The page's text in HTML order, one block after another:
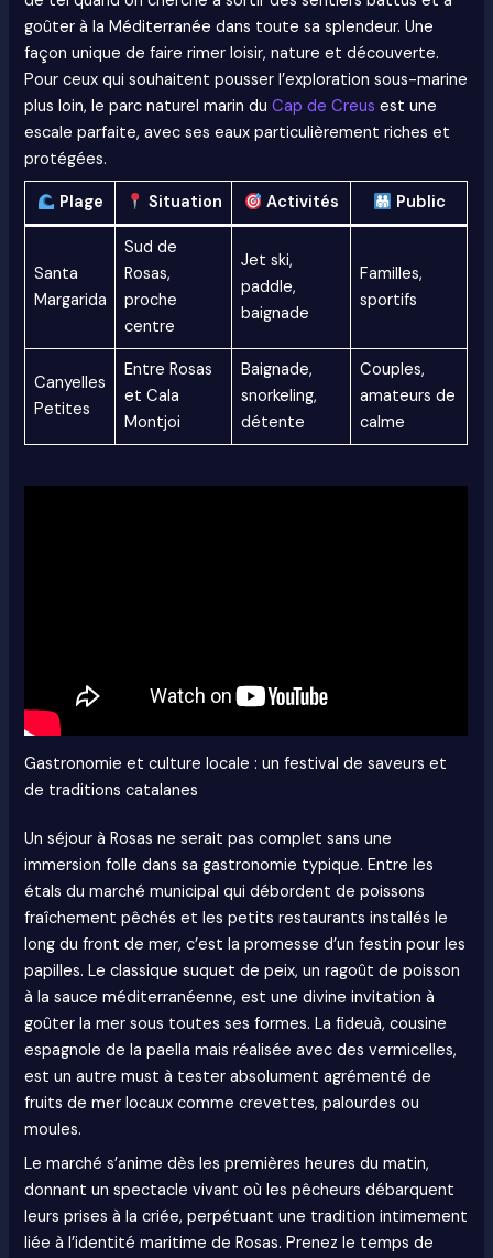
goûter à la Méditerranée dans toute sa splendeur. Une
façon unique de faire rimer loisir, nature et découverte.
Pour ceux qui souhaitent pousser l’exploration sous-marine
plus loin, le parc naturel marin duCap de Creus est une
escale parfaite, avec ses eaux particulièrement riches et
protégées.
Plage Situation Activités Public
Santa
Margarida
Sud de
Rosas,
proche
centre
Jet ski,
paddle,
baignade
Familles,
sportifs
Canyelles
Petites
Entre Rosas
et Cala
Montjoi
Baignade,
snorkeling,
détente
Couples,
amateurs de
calme
Gastronomie et culture locale : un festival de saveurs et
de traditions catalanes
Un séjour à Rosas ne serait pas complet sans une
immersion folle dans sa gastronomie typique. Entre les
étals du marché municipal qui débordent de poissons
fraîchement pêchés et les petits restaurants installés le
long du front de mer, c’est la promesse d’un festin pour les
papilles. Le classique suquet de peix, un ragoût de poisson
à la sauce méditerranéenne, est une divine invitation à
goûter la mer sous toutes ses formes. La fideuà, cousine
espagnole de la paella mais réalisée avec des vermicelles,
est un autre must à tester absolument agrémenté de
fruits de mer locaux comme crevettes, palourdes ou
moules.
Le marché s’anime dès les premières heures du matin,
donnant un spectacle vivant où les pêcheurs débarquent
leurs prises à la criée, perpétuant une tradition intimement
liée à l’identité maritime de Rosas. Prenez le temps de